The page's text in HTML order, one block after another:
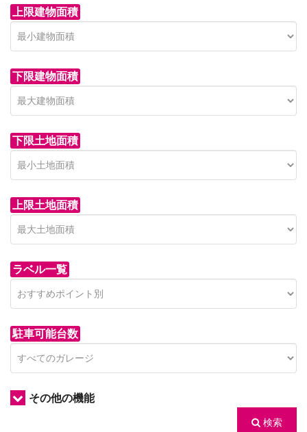
上限建物面積
下限建物面積
下限土地面積
上限土地面積
ラベル一覧
駐車可能台数
その他の機能
検索
青木新築分譲住宅
on call
Price on call
セン
850